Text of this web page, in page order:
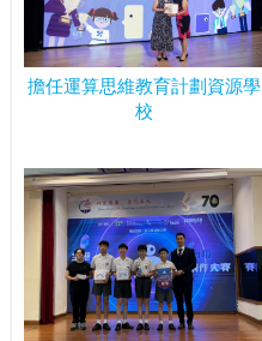
擔任運算思維教育計劃資源學
校